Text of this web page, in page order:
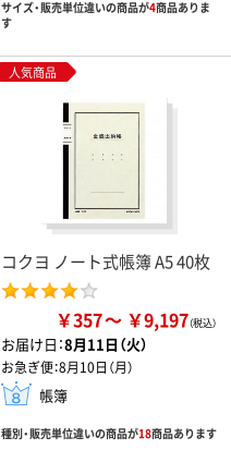
サイズ・販売単位違いの商品が4商品ありま
す
人気商品
コクヨ ノート式帳簿 A5 40枚
￥357 ￥9,197
お届け日：8月11日（火）
お急ぎ便：8月10日（月）
帳簿
種別・販売単位違いの商品が18商品あります